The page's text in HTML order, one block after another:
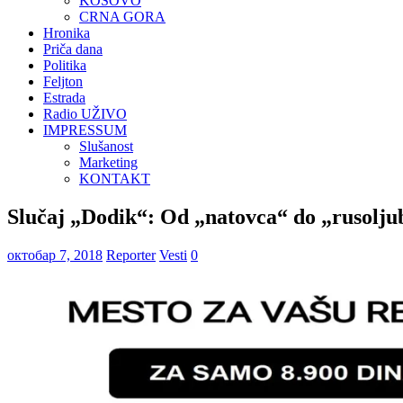
CRNA GORA
Hronika
Priča dana
Politika
Feljton
Estrada
Radio UŽIVO
IMPRESSUM
Slušanost
Marketing
KONTAKT
Slučaj „Dodik“: Od „natovca“ do
октобар 7, 2018 Reporter Vesti 0